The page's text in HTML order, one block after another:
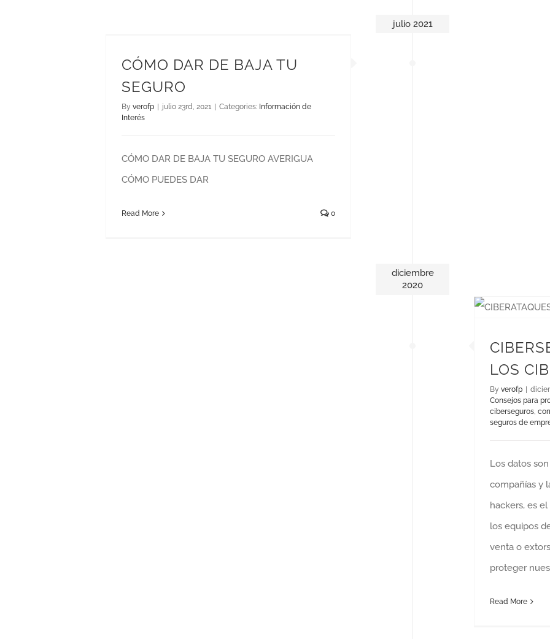
julio 2021
CÓMO DAR DE BAJA TU
SEGURO
By verofp julio 23rd, 2021 Categories: Información de
Interés
CÓMO DAR DE BAJA TU SEGURO AVERIGUA
CÓMO PUEDES DAR
Read More 0
diciembre
2020
LOS
By verofp |
Consejos para
ciberseguros
seguros de
Los datos
compañías y
hackers, es
los equipos
venta o
proteger
Read More